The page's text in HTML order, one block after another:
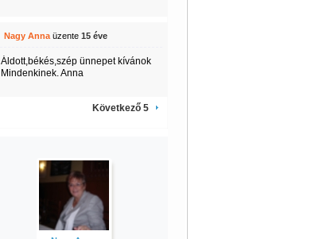
Nagy Annaüzente 15 éve
Áldott,békés,szép ünnepet kívánok
Mindenkinek. Anna
Következő 5